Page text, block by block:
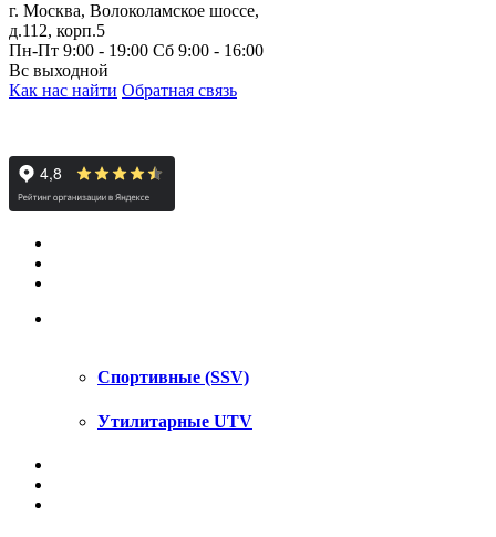
г. Москва, Волоколамское шоссе,
д.112, корп.5
Пн-Пт 9:00 - 19:00 Сб 9:00 - 16:00
Вс выходной
Как нас найти Обратная связь
Спортивные (SSV)
Утилитарные UTV